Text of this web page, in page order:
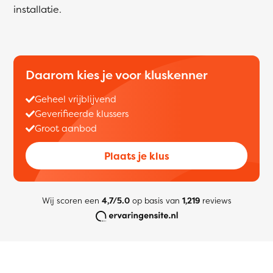
installatie.
Daarom kies je voor kluskenner
Geheel vrijblijvend
Geverifieerde klussers
Groot aanbod
Plaats je klus
Wij scoren een 4,7/5.0op basis van 1,219reviews